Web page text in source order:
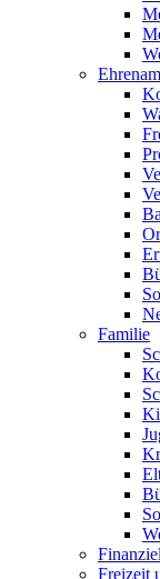
Familie
Freizeit